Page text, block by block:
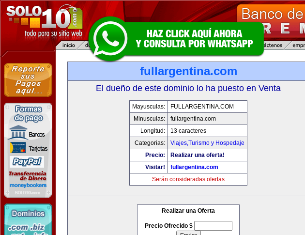
fullargentina.com
El dueño de este dominio lo ha puesto en Venta
Mayusculas:
FULLARGENTINA.COM
Minusculas:
fullargentina.com
Longitud:
13 caracteres
Categorias:
Viajes,Turismo y Hospedaje
Precio:
Realizar una oferta!
Visitar!
fullargentina.com
Serán consideradas ofertas
Realizar una Oferta
Precio Ofrecido $